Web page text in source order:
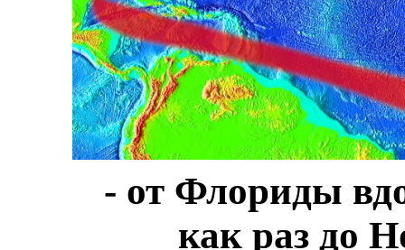
- от Флориды
как раз до